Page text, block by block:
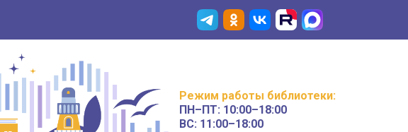
Режим работы библиотеки:
ПН–ПТ: 10:00–18:00
ВС: 11:00–18:00